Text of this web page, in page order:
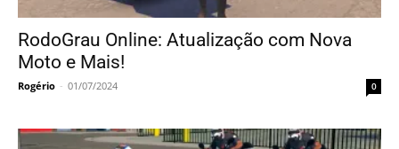
RodoGrau Online: Atualização com Nova
Moto e Mais!
Rogério - 01/07/2024 0